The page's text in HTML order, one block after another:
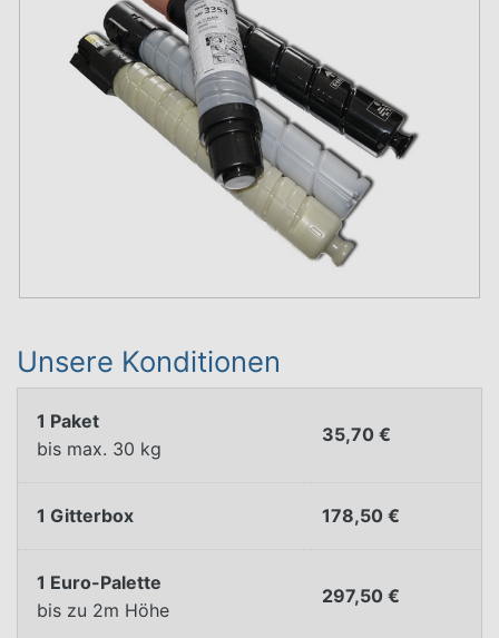
Unsere Konditionen
1 Paket
bis max. 30 kg
35,70 €
1 Gitterbox 178,50 €
1 Euro-Palette
bis zu 2m Höhe
297,50 €